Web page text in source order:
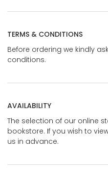
TERMS & CONDITIONS
Before ordering we kindly
conditions.
AVAILABILITY
The selection of our online
bookstore. If you wish to
us in advance.